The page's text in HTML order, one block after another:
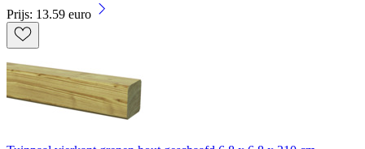
Prijs: 13.59 euro